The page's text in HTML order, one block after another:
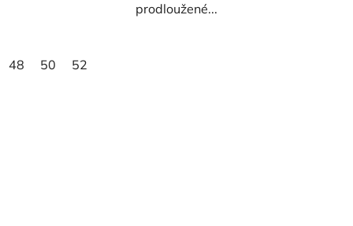
prodloužené...
48 50 52